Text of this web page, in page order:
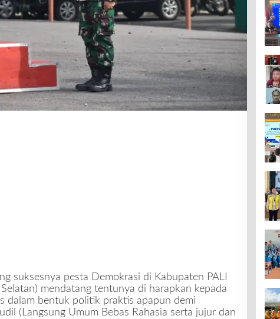
suksesnya pesta Demokrasi di Kabupaten PALI
mendatang tentunya di harapkan kepada
dalam bentuk politik praktis apapun demi
(Langsung Umum Bebas Rahasia serta jujur dan